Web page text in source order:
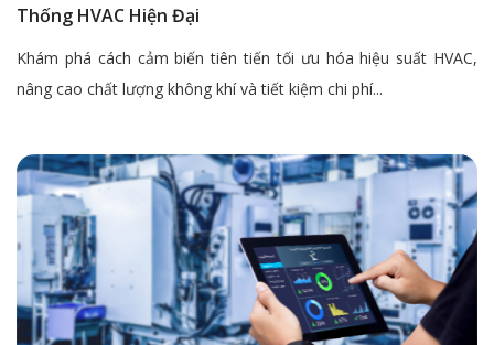
Thống HVAC Hiện Đại
Khám phá cách cảm biến tiên tiến tối ưu hóa hiệu suất HVAC,
nâng cao chất lượng không khí và tiết kiệm chi phí...